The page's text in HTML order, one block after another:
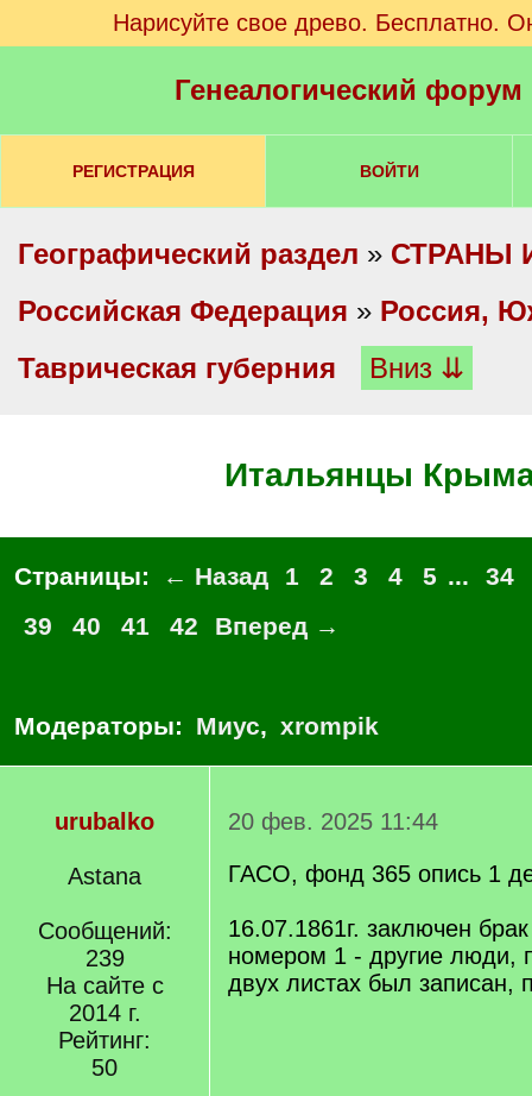
Нарисуйте свое древо. Бесплатно.
Генеалогический
РЕГИСТРАЦИЯ ВОЙТИ
Географический раздел » СТРАНЫ
Российская Федерация » Россия,
Таврическая губерния
Вниз ⇊
Итальянцы
Страницы: ← Назад 1 2 3 4 5 ...
34
39
40 41 42 Вперед →
Модераторы: Миус, xrompik
urubalko
Astana
Сообщений:
239
На сайте с
2014 г.
Рейтинг:
50
20 фев. 2025 11:44
ГАСО, фонд 365 опись 1
16.07.1861г. заключен
номером 1 - другие люди,
двух листах был записан,